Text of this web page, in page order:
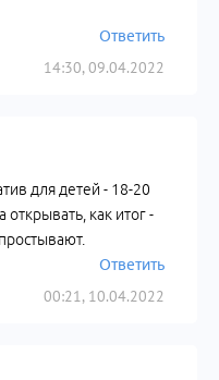
14:30, 09.04.2022
Ответить
00:21, 10.04.2022
для детей - 18-20
открывать, как итог -
Ответить